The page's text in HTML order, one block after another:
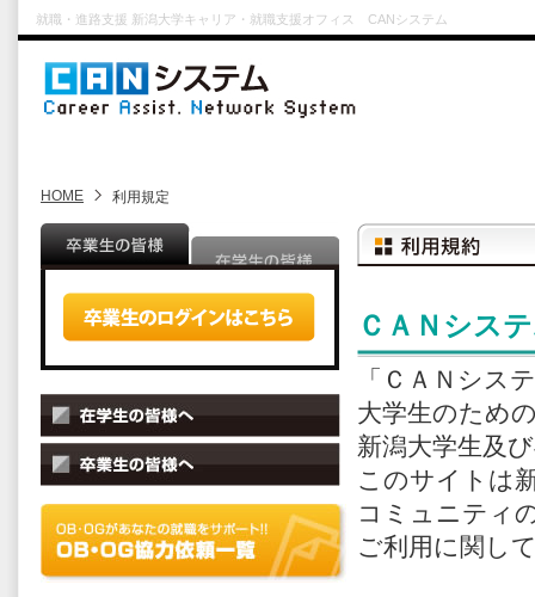
就職・進路支援 新潟大学キャリア・就職支援オフィス CANシステム
HOME 利用規定
ＣＡＮシス
「ＣＡＮシス
大学生のため
新潟大学生及
このサイトは
コミュニティ
ご利用に関し